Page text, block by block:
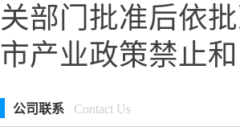
关部门批准后依
市产业政策禁止
公司联系 Contact Us